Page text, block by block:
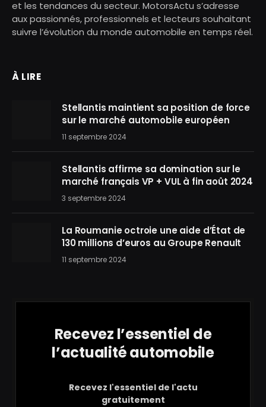
et les tendances du secteur. MotorsActu s’adresse
aux passionnés, professionnels et lecteurs souhaitant
suivre l’évolution du monde automobile en temps réel.
À LIRE
Stellantis maintient sa position de force
sur le marché automobile européen
11 septembre 2024
Stellantis affirme sa domination sur le
marché français VP + VUL à fin août 2024
3 septembre 2024
La Roumanie octroie une aide d’État de
130 millions d’euros au Groupe Renault
11 septembre 2024
Recevez l’essentiel de
l’actualité automobile
Recevez l'essentiel de l'actu
gratuitement